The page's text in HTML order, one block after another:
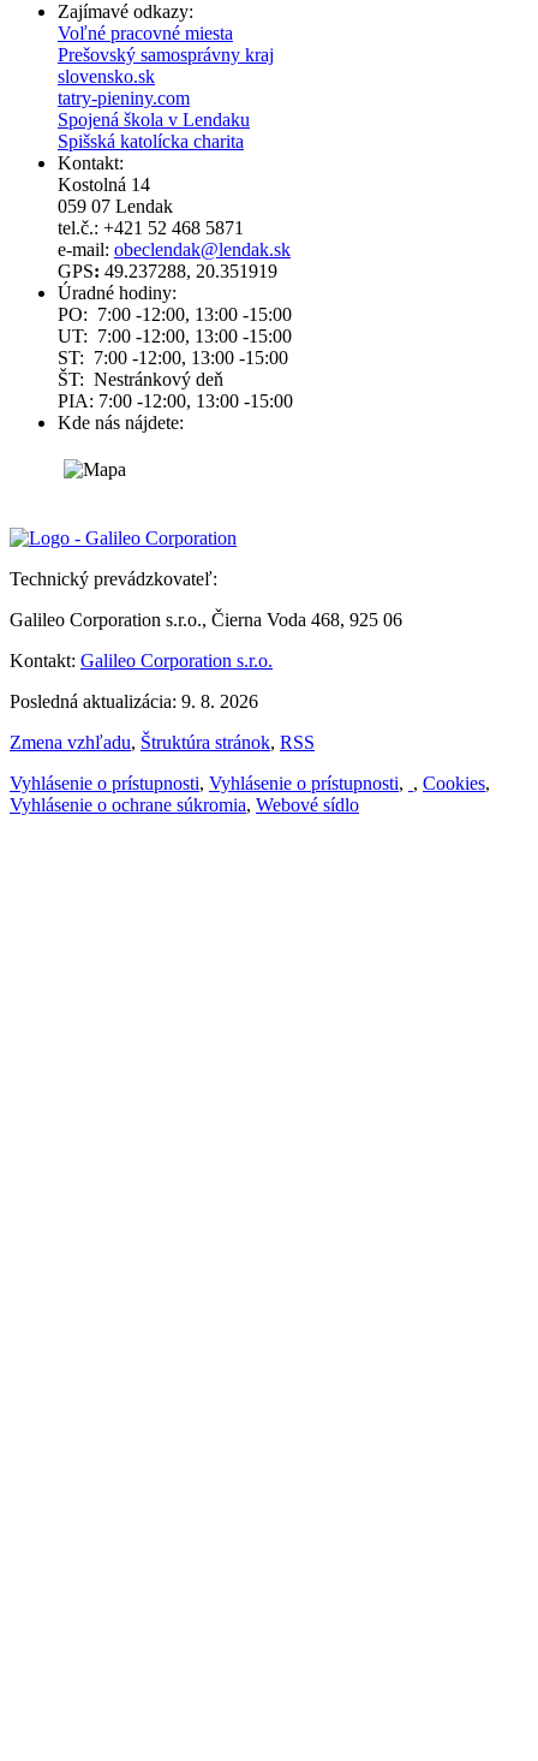
Zajímavé odkazy:
Voľné pracovné miesta
Prešovský samosprávny kraj
slovensko.sk
tatry-pieniny.com
Spojená škola v Lendaku
Spišská katolícka charita
Kontakt:
Kostolná 14
059 07 Lendak
tel.č.: +421 52 468 5871
e-mail: obeclendak@lendak.sk
GPS: 49.237288, 20.351919
Úradné hodiny:
PO: 7:00 -12:00, 13:00 -15:00
UT: 7:00 -12:00, 13:00 -15:00
ST: 7:00 -12:00, 13:00 -15:00
ŠT: Nestránkový deň
PIA: 7:00 -12:00, 13:00 -15:00
Kde nás nájdete:
Technický prevádzkovateľ:
Galileo Corporation s.r.o., Čierna Voda 468, 925 06
Kontakt: Galileo Corporation s.r.o.
Posledná aktualizácia: 9. 8. 2026
Zmena vzhľadu, Štruktúra stránok, RSS
Vyhlásenie o prístupnosti, Vyhlásenie o prístupnosti, , Cookies,
Vyhlásenie o ochrane súkromia, Webové sídlo